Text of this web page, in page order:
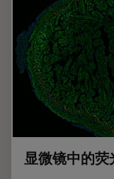
显微镜中的荧